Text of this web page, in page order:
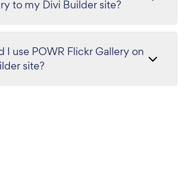
to my Divi Builder site?
I use POWR Flickr Gallery on
site?